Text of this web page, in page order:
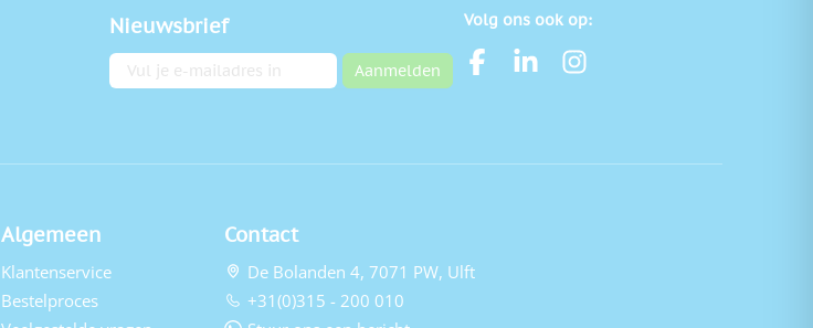
Nieuwsbrief
E-mailadres Aanmelden
Volg ons ook op:
Algemeen
Klantenservice
Bestelproces
Contact
De Bolanden 4, 7071 PW, Ulft
+31(0)315 - 200 010